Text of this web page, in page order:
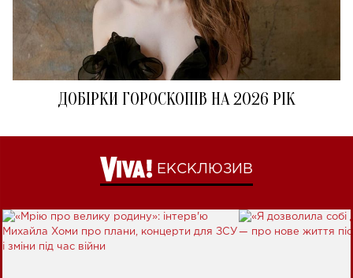
ДОБІРКИ ГОРОСКОПІВ НА 2026 РІК
ЕКСКЛЮЗИВ